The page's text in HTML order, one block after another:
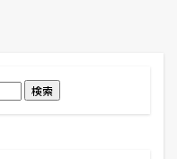
検索